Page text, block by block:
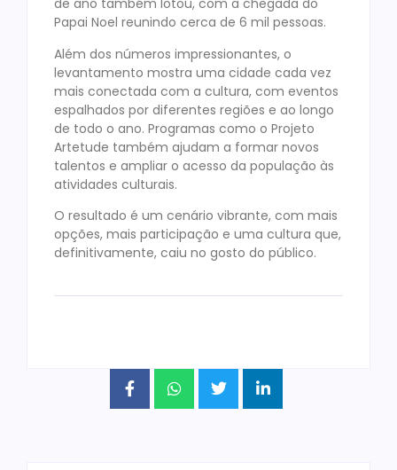
de ano também lotou, com a chegada do
Papai Noel reunindo cerca de 6 mil pessoas.
Além dos números impressionantes, o
levantamento mostra uma cidade cada vez
mais conectada com a cultura, com eventos
espalhados por diferentes regiões e ao longo
de todo o ano. Programas como o Projeto
Artetude também ajudam a formar novos
talentos e ampliar o acesso da população às
atividades culturais.
O resultado é um cenário vibrante, com mais
opções, mais participação e uma cultura que,
definitivamente, caiu no gosto do público.